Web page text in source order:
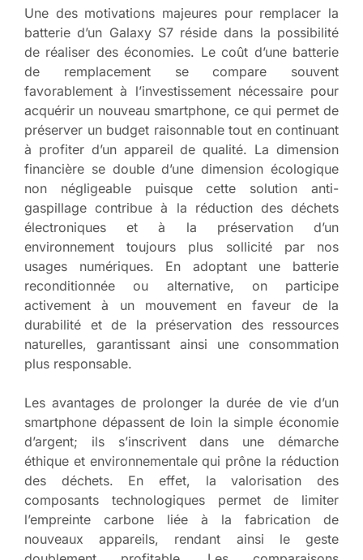
Une des motivations majeures pour remplacer la
batterie d’un Galaxy S7 réside dans la possibilité
de réaliser des économies. Le coût d’une batterie
de remplacement se compare souvent
favorablement à l’investissement nécessaire pour
acquérir un nouveau smartphone, ce qui permet de
préserver un budget raisonnable tout en continuant
à profiter d’un appareil de qualité. La dimension
financière se double d’une dimension écologique
non négligeable puisque cette solution anti-
gaspillage contribue à la réduction des déchets
électroniques et à la préservation d’un
environnement toujours plus sollicité par nos
usages numériques. En adoptant une batterie
reconditionnée ou alternative, on participe
activement à un mouvement en faveur de la
durabilité et de la préservation des ressources
naturelles, garantissant ainsi une consommation
plus responsable.
Les avantages de prolonger la durée de vie d’un
smartphone dépassent de loin la simple économie
d’argent; ils s’inscrivent dans une démarche
éthique et environnementale qui prône la réduction
des déchets. En effet, la valorisation des
composants technologiques permet de limiter
l’empreinte carbone liée à la fabrication de
nouveaux appareils, rendant ainsi le geste